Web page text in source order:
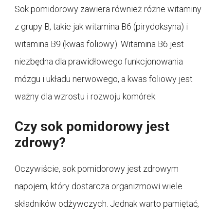
Sok pomidorowy zawiera również różne witaminy
z grupy B, takie jak witamina B6 (pirydoksyna) i
witamina B9 (kwas foliowy). Witamina B6 jest
niezbędna dla prawidłowego funkcjonowania
mózgu i układu nerwowego, a kwas foliowy jest
ważny dla wzrostu i rozwoju komórek.
Czy sok pomidorowy jest
zdrowy?
Oczywiście, sok pomidorowy jest zdrowym
napojem, który dostarcza organizmowi wiele
składników odżywczych. Jednak warto pamiętać,